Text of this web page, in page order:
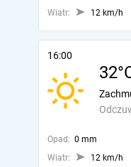
Wiatr:
12 km/h
16:00
Opad: 0 mm
Wiatr:
12 km/h